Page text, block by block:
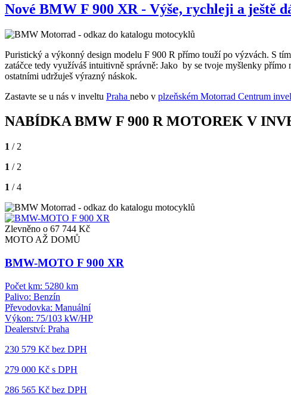
Nové BMW F 900 XR - Výše, rychleji a ještě
Puristický a výkonný design modelu F 900 R přímo touží po výzvách. S
zatáčce tedy využíváš intuitivně správně: Jako by se tvoje myšlenky
ostatními udržuješ výrazný náskok.
Zastavte se u nás v inveltu Praha nebo v plzeňském Motorrad Centrum
NABÍDKA BMW F 900 RMOTOREK V
1 / 2
1 / 2
1 / 4
Zlevněno o 67 744 Kč
MOTO AŽ DOMŮ
BMW-MOTO F 900 XR
Počet km: 5280 km
Palivo: Benzín
Převodovka: Manuální
Výkon: 75/103 kW/HP
Dealerství: Praha
230 579 Kč bez DPH
279 000 Kč s DPH
286 565 Kč bez DPH